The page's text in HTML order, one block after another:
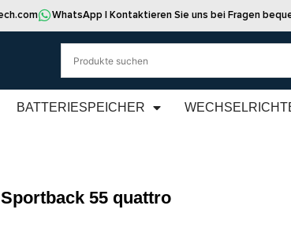
WhatsApp | Kontaktieren Sie uns bei Fragen
BATTERIESPEICHER
55 quattro